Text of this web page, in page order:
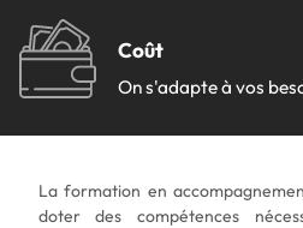
Nouvelles
Moodle
Nous joindre
Coût
On s'adapte à vos
La formation en
doter des compétences